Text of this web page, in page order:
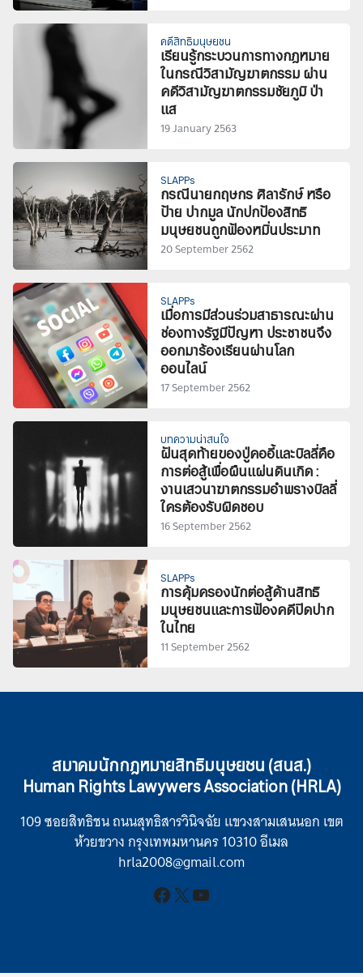
คดีสิทธิมนุษยชน
เรียนรู้กระบวนการทางกฎหมาย
ในกรณีวิสามัญฆาตกรรม ผ่าน
คดีวิสามัญฆาตกรรมชัยภูมิ ป่า
แส
19 January 2563
SLAPPs
กรณีนายกฤษกร ศิลารักษ์ หรือ
ป้าย ปากมูล นักปกป้องสิทธิ
มนุษยชนถูกฟ้องหมิ่นประมาท
20 September 2562
SLAPPs
เมื่อการมีส่วนร่วมสาธารณะผ่าน
ช่องทางรัฐมีปัญหา ประชาชนจึง
ออกมาร้องเรียนผ่านโลก
ออนไลน์
17 September 2562
บทความน่าสนใจ
ฝันสุดท้ายของปู่คออี้และบิลลี่คือ
การต่อสู้เพื่อผืนแผ่นดินเกิด :
งานเสวนาฆาตกรรมอำพรางบิลลี่
ใครต้องรับผิดชอบ
16 September 2562
SLAPPs
การคุ้มครองนักต่อสู้ด้านสิทธิ
มนุษยชนและการฟ้องคดีปิดปาก
ในไทย
11 September 2562
สมาคมนักกฎหมายสิทธิมนุษยชน (สนส.)
Human Rights Lawywers Association (HRLA)
109 ซอยสิทธิชน ถนนสุทธิสารวินิจฉัย แขวงสามเสนนอก เขต
ห้วยขวาง กรุงเทพมหานคร 10310 อีเมล
hrla2008@gmail.com
Facebook
X YouTube